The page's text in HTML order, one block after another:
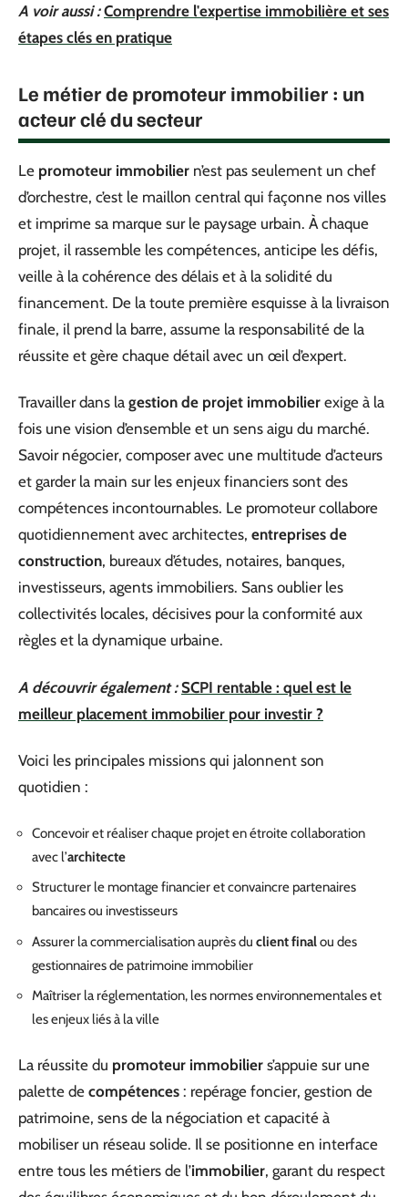
A voir aussi : Comprendre l'expertise immobilière et ses
étapes clés en pratique
Le métier de promoteur immobilier : un
acteur clé du secteur
Le promoteur immobilier n’est pas seulement un chef
d’orchestre, c’est le maillon central qui façonne nos villes
et imprime sa marque sur le paysage urbain. À chaque
projet, il rassemble les compétences, anticipe les défis,
veille à la cohérence des délais et à la solidité du
financement. De la toute première esquisse à la livraison
finale, il prend la barre, assume la responsabilité de la
réussite et gère chaque détail avec un œil d’expert.
Travailler dans la gestion de projet immobilier exige à la
fois une vision d’ensemble et un sens aigu du marché.
Savoir négocier, composer avec une multitude d’acteurs
et garder la main sur les enjeux financiers sont des
compétences incontournables. Le promoteur collabore
quotidiennement avec architectes, entreprises de
construction, bureaux d’études, notaires, banques,
investisseurs, agents immobiliers. Sans oublier les
collectivités locales, décisives pour la conformité aux
règles et la dynamique urbaine.
A découvrir également : SCPI rentable : quel est le
meilleur placement immobilier pour investir ?
Voici les principales missions qui jalonnent son
quotidien :
Concevoir et réaliser chaque projet en étroite collaboration
avec l’architecte
Structurer le montage financier et convaincre partenaires
bancaires ou investisseurs
Assurer la commercialisation auprès du client finalou des
gestionnaires de patrimoine immobilier
Maîtriser la réglementation, les normes environnementales et
les enjeux liés à la ville
La réussite du promoteur immobilier s’appuie sur une
palette de compétences : repérage foncier, gestion de
patrimoine, sens de la négociation et capacité à
mobiliser un réseau solide. Il se positionne en interface
entre tous les métiers de l’immobilier, garant du respect